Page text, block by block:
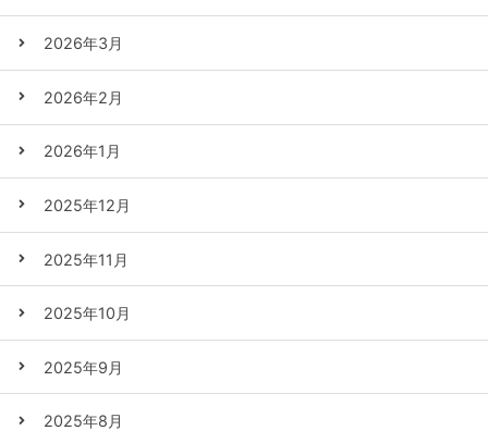
2026年3月
2026年2月
2026年1月
2025年12月
2025年11月
2025年10月
2025年9月
2025年8月